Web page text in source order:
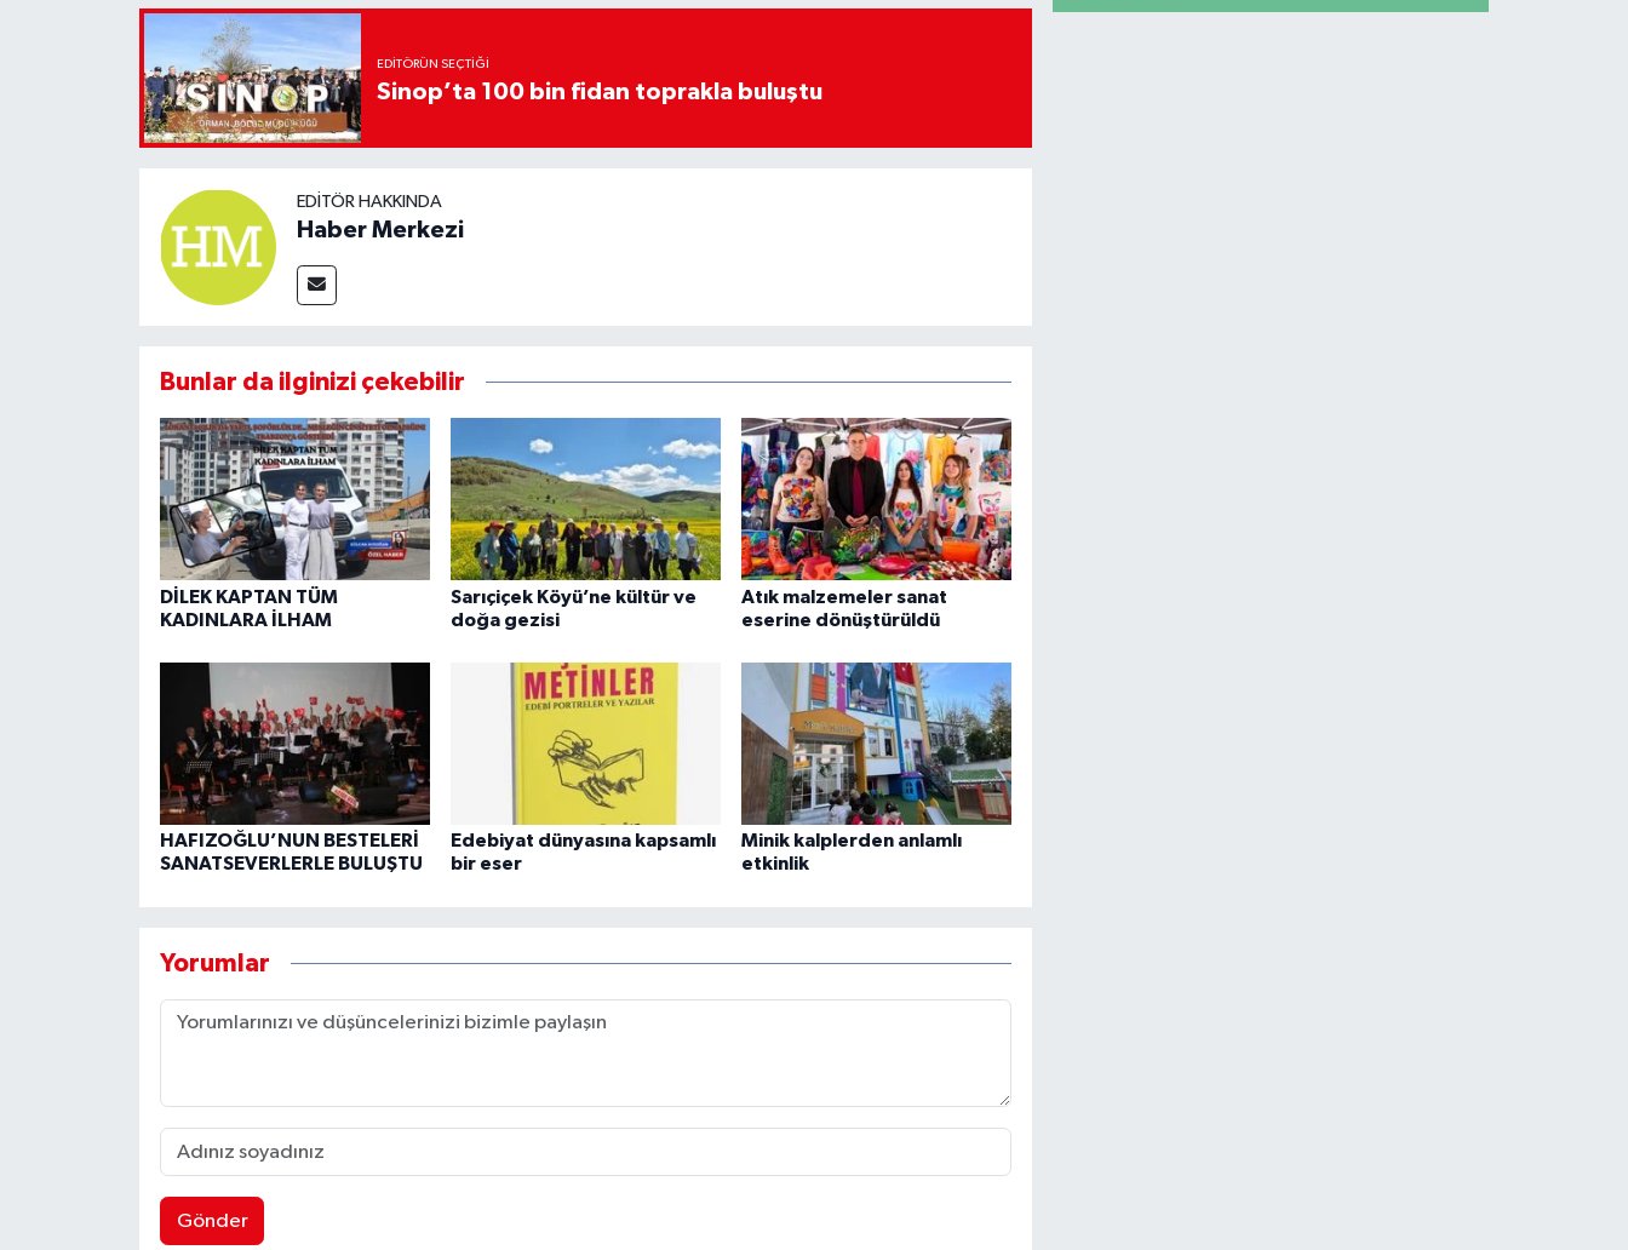
EDITÖRÜN SEÇTIĞI
Sinop’ta 100 bin fidan toprakla buluştu
EDITÖR HAKKINDA
Haber Merkezi
Bunlar da ilginizi çekebilir
DİLEK KAPTAN TÜM
KADINLARA İLHAM
Sarıçiçek Köyü’ne kültür ve
doğa gezisi
Atık malzemeler sanat
eserine dönüştürüldü
HAFIZOĞLU’NUN BESTELERİ
SANATSEVERLERLE BULUŞTU
Edebiyat dünyasına kapsamlı
bir eser
Minik kalplerden anlamlı
etkinlik
Yorumlar
Gönder